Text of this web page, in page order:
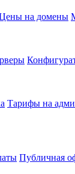
на домены
Тарифы на
Публичная